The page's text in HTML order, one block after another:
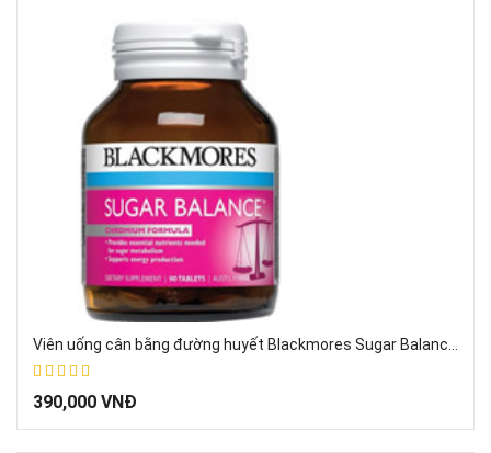
67%
390,000 VNĐ